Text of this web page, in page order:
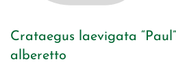
Crataegus laevigata
alberetto